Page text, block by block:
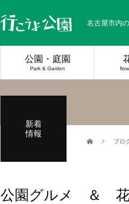
名古屋市内
公園・庭園
Park & Garden
新着
情報
ブロ
公園グルメ ＆ 花